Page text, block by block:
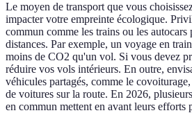
Le moyen de transport que vous
impacter votre empreinte écologique.
commun comme les trains ou les
distances. Par exemple, un voyage en
moins de CO2 qu'un vol. Si vous devez
réduire vos vols intérieurs. En outre,
véhicules partagés, comme le
de voitures sur la route. En 2026,
en commun mettent en avant leurs efforts